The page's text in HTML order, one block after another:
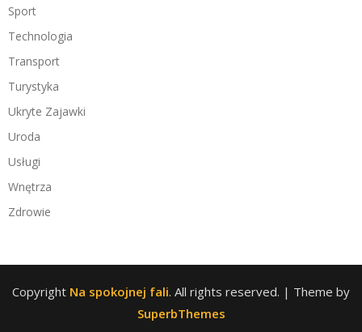
Sport
Technologia
Transport
Turystyka
Ukryte Zajawki
Uroda
Usługi
Wnętrza
Zdrowie
Copyright Na spokojnej fali. All rights reserved. | Theme by
SuperbThemes